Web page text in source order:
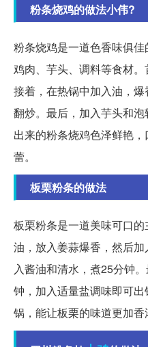
粉条烧鸡的做法小伟?
粉条烧鸡是一道色香味俱
鸡肉、芋头、调料等食材。
接着，在热锅中加入油，
翻炒。最后，加入芋头和
出来的粉条烧鸡色泽鲜艳
蕾。
板栗粉条的做法
板栗粉条是一道美味可口
油，放入姜蒜爆香，然后
入酱油和清水，煮25分钟
钟，加入适量盐调味即可
锅，能让板栗的味道更加香